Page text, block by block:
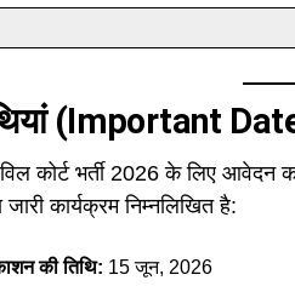
(Important
कोर्ट भर्ती 2026 के लिए आवेदन
जारी कार्यक्रम निम्नलिखित है:
की तिथि: 15 जून, 2026